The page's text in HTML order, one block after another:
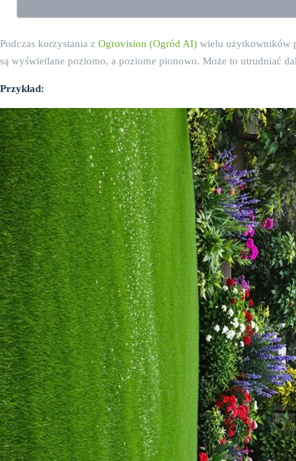
Podczas korzystania z Ogrovision (Ogród AI) wielu użytkowników
są wyświetlane poziomo, a poziome pionowo. Może to utrudniać
Przykład: